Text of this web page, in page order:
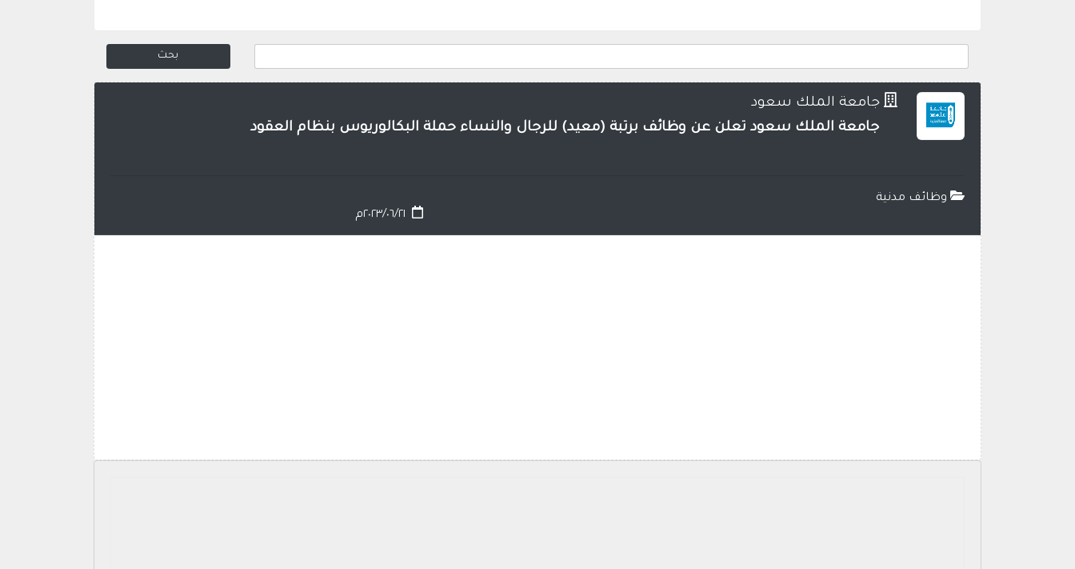
جامعة الملك سعود
جامعة الملك سعود تعلن عن وظائف برتبة (معيد) للرجال والنساء حملة البكالوريوس بنظام العقود
وظائف مدنية
٢٠٢٣/٠٦/٢١م